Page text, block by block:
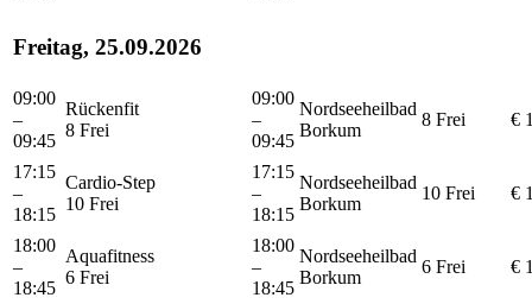
Freitag, 25.09.2026
09:00
–
09:45
Rückenfit
8 Frei
09:00
–
09:45
Nordseeheilbad
Borkum
8 Frei €
17:15
–
18:15
Cardio-Step
10 Frei
17:15
–
18:15
Nordseeheilbad
Borkum
10 Frei €
18:00
–
18:45
Aquafitness
6 Frei
18:00
–
18:45
Nordseeheilbad
Borkum
6 Frei €